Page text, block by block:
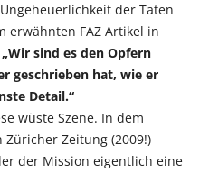
der Taten
erwähnten FAZ Artikel in
„Wir sind es den Opfern
geschrieben hat, wie er
Detail.“
wüste Szene. In dem
Zeitung (2009!)
der Mission eigentlich eine